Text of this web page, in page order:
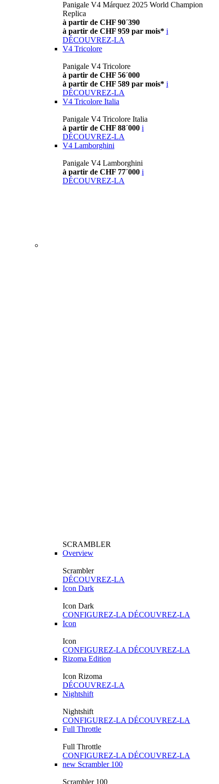
Panigale V4 Márquez 2025 World Champion
Replica
à partir de CHF 90´390
à partir de CHF 959 par mois* i
DÉCOUVREZ-LA
V4 Tricolore
Panigale V4 Tricolore
à partir de CHF 56´000
à partir de CHF 589 par mois* i
DÉCOUVREZ-LA
V4 Tricolore Italia
Panigale V4 Tricolore Italia
à partir de CHF 88´000 i
DÉCOUVREZ-LA
V4 Lamborghini
Panigale V4 Lamborghini
à partir de CHF 77´000 i
DÉCOUVREZ-LA
SCRAMBLER
Overview
Scrambler
DÉCOUVREZ-LA
Icon Dark
Icon Dark
CONFIGUREZ-LA DÉCOUVREZ-LA
Icon
Icon
CONFIGUREZ-LA DÉCOUVREZ-LA
Rizoma Edition
Icon Rizoma
DÉCOUVREZ-LA
Nightshift
Nightshift
CONFIGUREZ-LA DÉCOUVREZ-LA
Full Throttle
Full Throttle
CONFIGUREZ-LA DÉCOUVREZ-LA
new Scrambler 100
Scrambler 100